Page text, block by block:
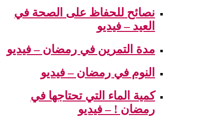
نصائح للحفاظ على الصحة في
العيد – فيديو
مدة التمرين في رمضان – فيديو
النوم في رمضان – فيديو
كمية الماء التي تحتاجها في
رمضان ! – فيديو